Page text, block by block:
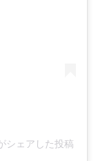
シェアした投稿